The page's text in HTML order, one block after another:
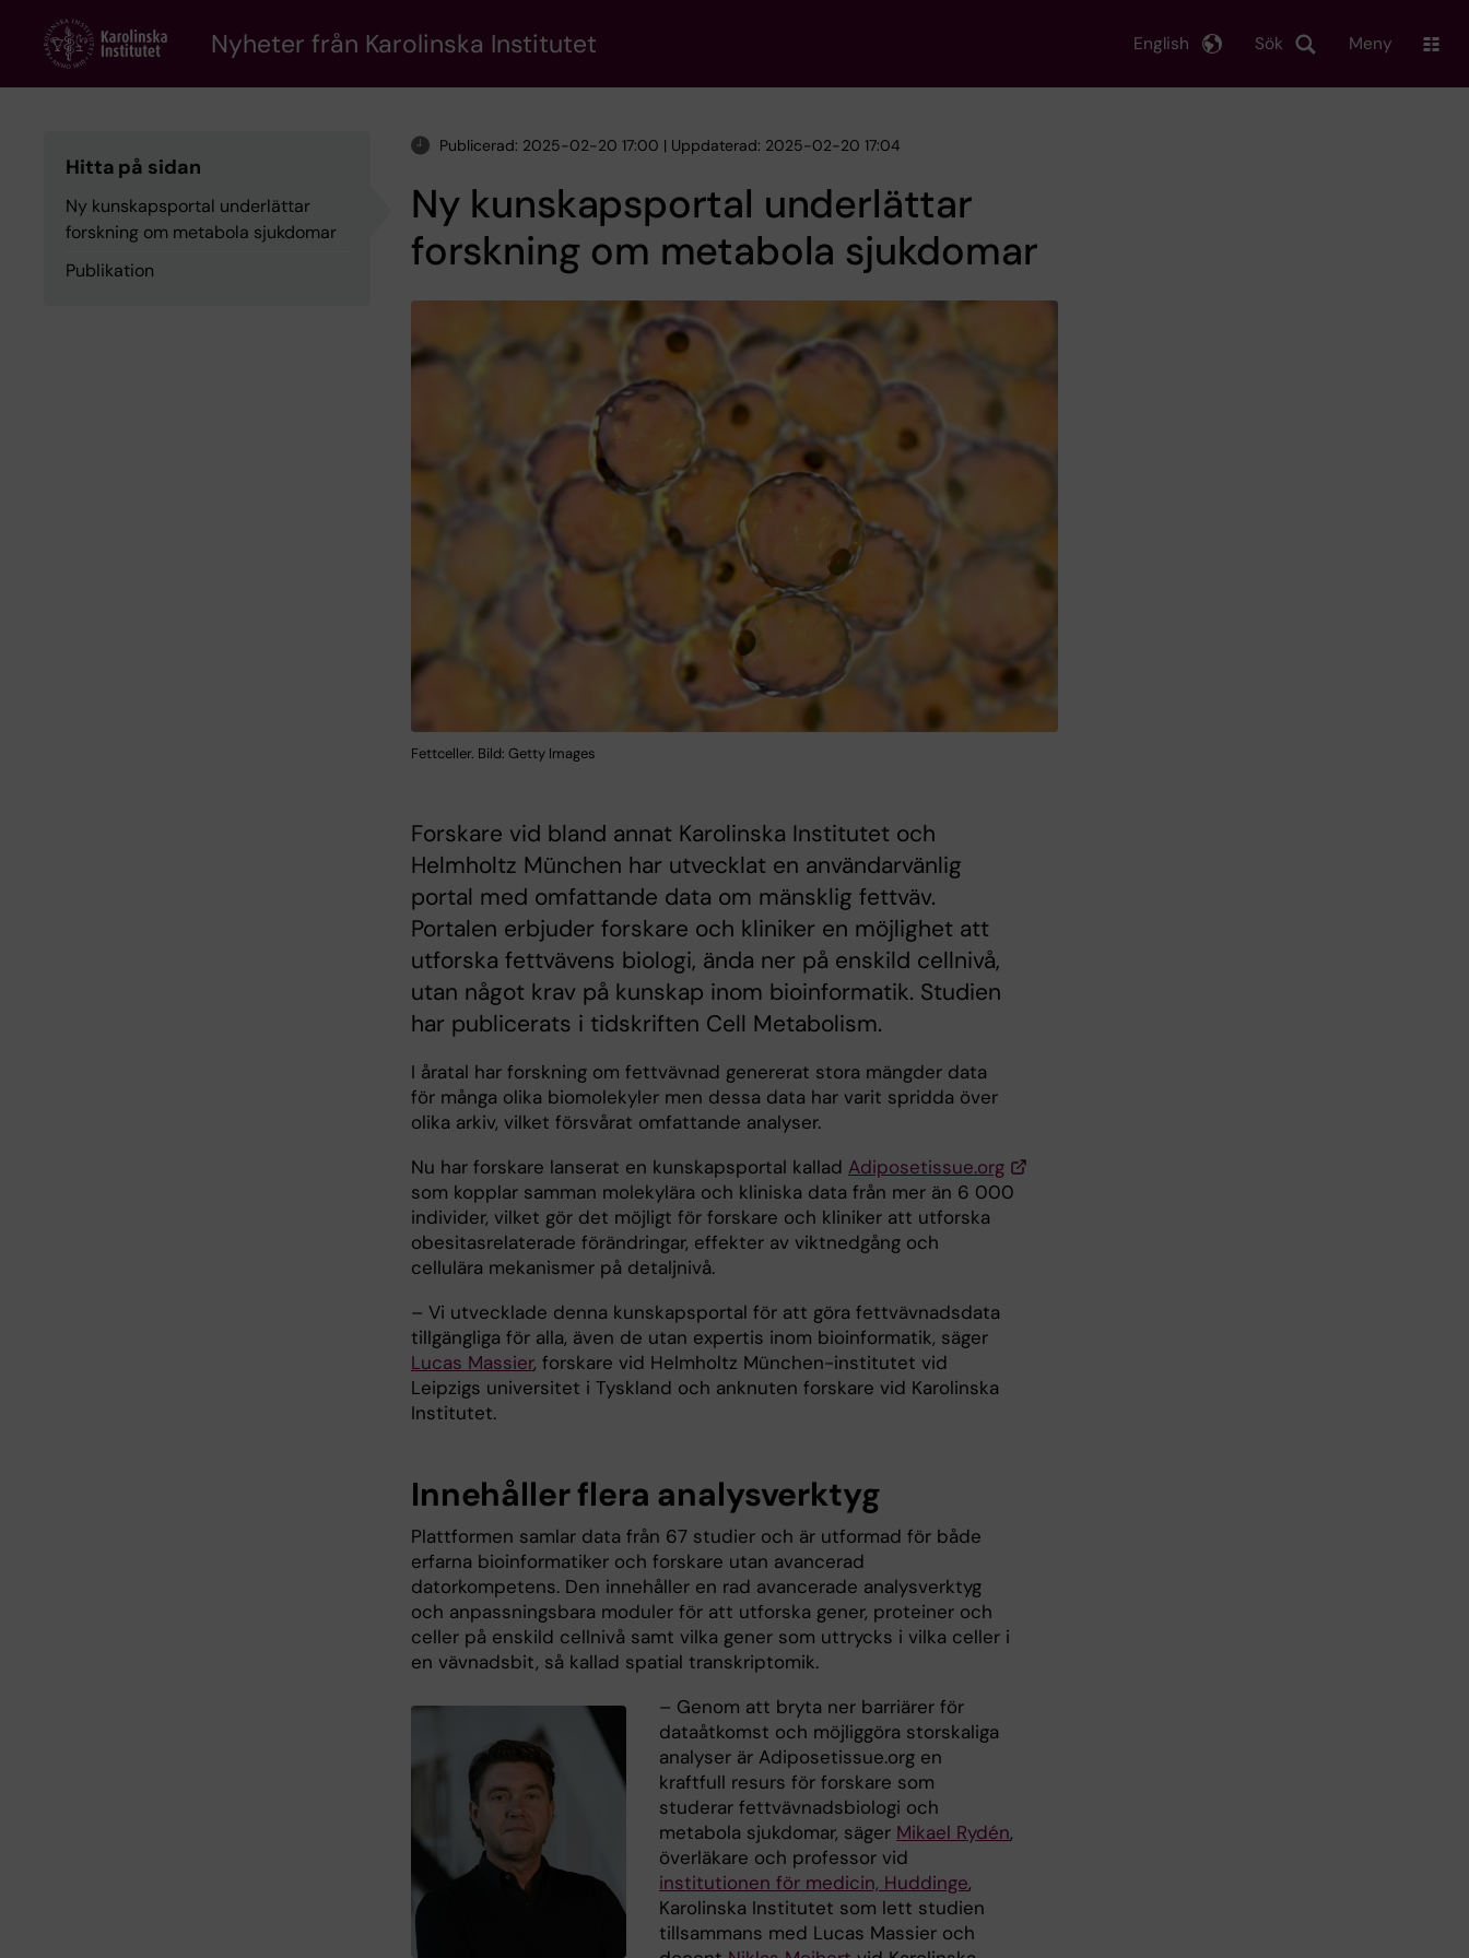
content
Nyheter från Karolinska Institutet Sök
English Meny
Hitta på sidan
Ny kunskapsportal underlättar
forskning om metabola sjukdomar
Publikation
Publicerad: 2025-02-20 17:00 | Uppdaterad: 2025-02-20 17:04
Ny kunskapsportal underlättar
forskning om metabola sjukdomar
Fettceller. Bild: Getty Images
Forskare vid bland annat Karolinska Institutet och
Helmholtz München har utvecklat en användarvänlig
portal med omfattande data om mänsklig fettväv.
Portalen erbjuder forskare och kliniker en möjlighet att
utforska fettvävens biologi, ända ner på enskild cellnivå,
utan något krav på kunskap inom bioinformatik. Studien
har publicerats i tidskriften Cell Metabolism.
I åratal har forskning om fettvävnad genererat stora mängder data
för många olika biomolekyler men dessa data har varit spridda över
olika arkiv, vilket försvårat omfattande analyser.
Nu har forskare lanserat en kunskapsportal kallad Adiposetissue.org
som kopplar samman molekylära och kliniska data från mer än 6 000
individer, vilket gör det möjligt för forskare och kliniker att utforska
obesitasrelaterade förändringar, effekter av viktnedgång och
cellulära mekanismer på detaljnivå.
– Vi utvecklade denna kunskapsportal för att göra fettvävnadsdata
tillgängliga för alla, även de utan expertis inom bioinformatik, säger
Lucas Massier, forskare vid Helmholtz München-institutet vid
Leipzigs universitet i Tyskland och anknuten forskare vid Karolinska
Institutet.
Innehåller flera analysverktyg
Plattformen samlar data från 67 studier och är utformad för både
erfarna bioinformatiker och forskare utan avancerad
datorkompetens. Den innehåller en rad avancerade analysverktyg
och anpassningsbara moduler för att utforska gener, proteiner och
celler på enskild cellnivå samt vilka gener som uttrycks i vilka celler i
en vävnadsbit, så kallad spatial transkriptomik.
– Genom att bryta ner barriärer för
dataåtkomst och möjliggöra storskaliga
analyser är Adiposetissue.org en
kraftfull resurs för forskare som
studerar fettvävnadsbiologi och
metabola sjukdomar, säger Mikael Rydén,
överläkare och professor vid
institutionen för medicin, Huddinge,
Karolinska Institutet som lett studien
tillsammans med Lucas Massier och